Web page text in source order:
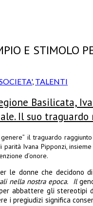
E STIMOLO
, TALENTI
Basilicata,
Il suo
genere” il traguardo
Ivana Pipponzi,
d’onore.
donne che decidono
nella nostra epoca. Il
abbattere gli
i pregiudizi significa